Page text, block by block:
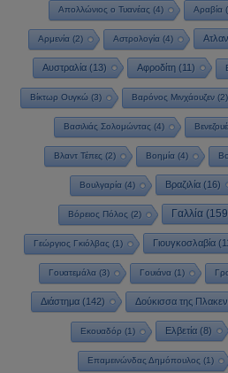
Απολλώνιος ο Τυανέας (4) Αραβία
Αρμενία (2) Αστρολογία (4)
Αυστραλία (13) Αφροδίτη (11)
Βίκτωρ Ουγκώ (3) Βαρόνος Μινχάουζεν (2)
Βασιλιάς Σολομώντας (4)
Βλαντ Τέπες (2) Βοημία (4)
Βουλγαρία (4) Βραζιλία (16)
Βόρειος Πόλος (2) Γαλλία
Γεώργιος Γκιόλβας (1) Γιουγκοσλαβία
Γουατεμάλα (3) Γουιάνα (1)
Διάστημα (142) Δούκισσα της
Εκουαδόρ (1) Ελβετία (8)
Επαμεινώνδας Δημόπουλος (1)